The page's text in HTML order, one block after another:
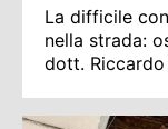
La difficile
nella strada:
dott.